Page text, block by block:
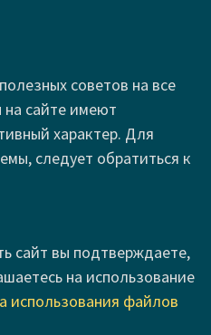
советов на все
на сайте имеют
характер. Для
следует обратиться к
сайт вы подтверждаете,
на использование
использования файлов